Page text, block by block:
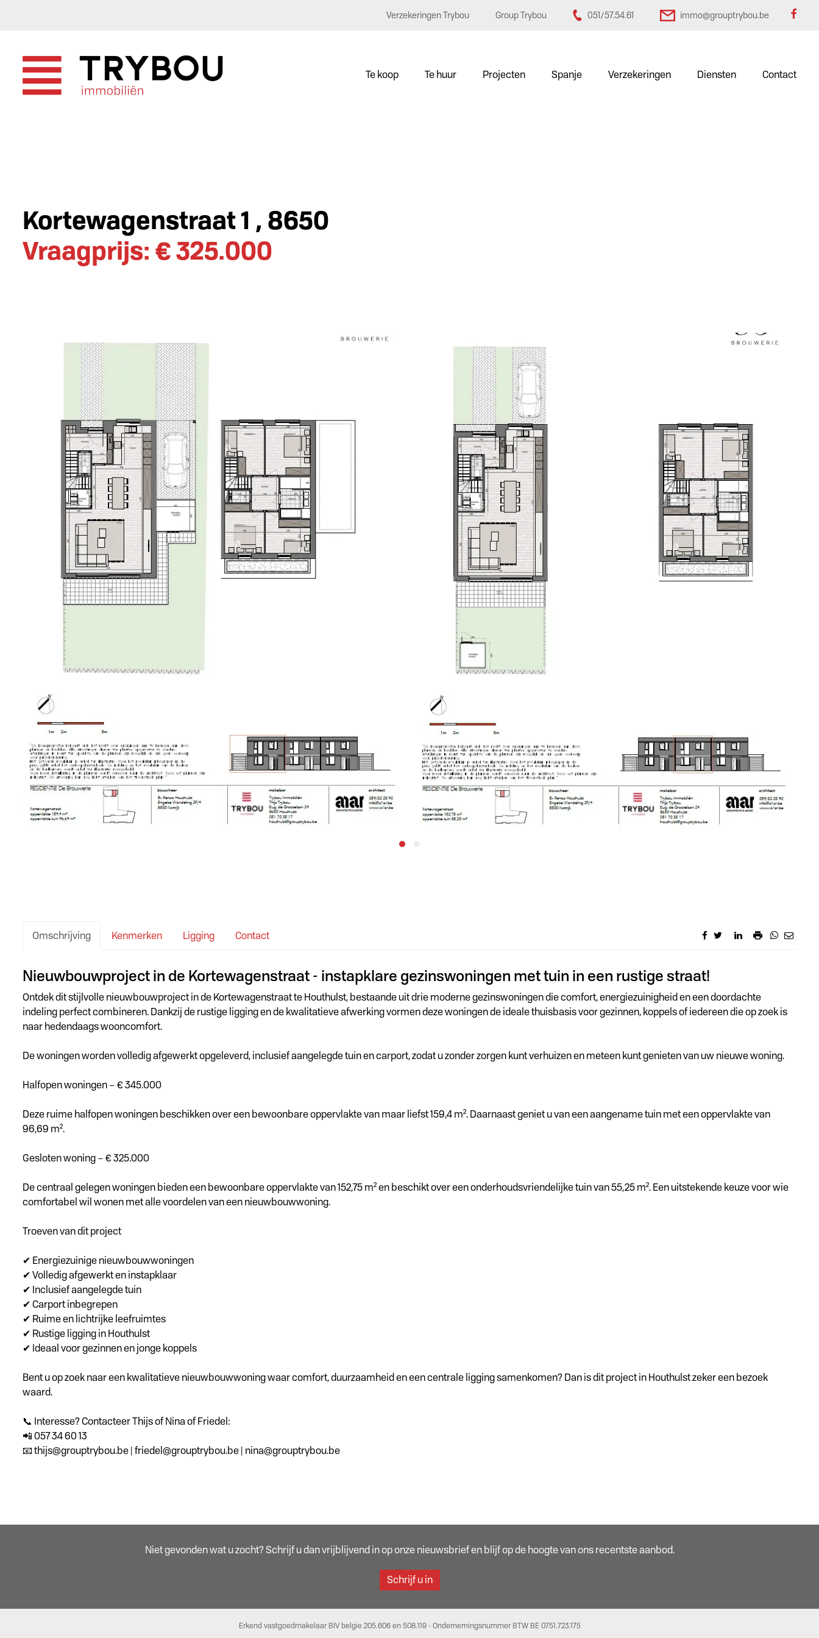
Verzekeringen Trybou Group Trybou 051/57.54.61 immo@grouptrybou.be
Te koop Te huur Projecten Spanje Verzekeringen Diensten Contact
Kortewagenstraat 1 , 8650
Vraagprijs: € 325.000
Omschrijving Kenmerken Ligging Contact
Omschrijving
Nieuwbouwproject in de Kortewagenstraat - instapklare gezinswoningen met tuin in een rustige straat!
Ontdek dit stijlvolle nieuwbouwproject in de Kortewagenstraat te Houthulst, bestaande uit drie moderne gezinswoningen die comfort, energiezuinigheid en een doordachte
indeling perfect combineren. Dankzij de rustige ligging en de kwalitatieve afwerking vormen deze woningen de ideale thuisbasis voor gezinnen, koppels of iedereen die op zoek is
naar hedendaags wooncomfort.
De woningen worden volledig afgewerkt opgeleverd, inclusief aangelegde tuin en carport, zodat u zonder zorgen kunt verhuizen en meteen kunt genieten van uw nieuwe woning.
Halfopen woningen – € 345.000
Deze ruime halfopen woningen beschikken over een bewoonbare oppervlakte van maar liefst 159,4 m². Daarnaast geniet u van een aangename tuin met een oppervlakte van
96,69 m².
Gesloten woning – € 325.000
De centraal gelegen woningen bieden een bewoonbare oppervlakte van 152,75 m² en beschikt over een onderhoudsvriendelijke tuin van 55,25 m². Een uitstekende keuze voor wie
comfortabel wil wonen met alle voordelen van een nieuwbouwwoning.
Troeven van dit project
✔ Energiezuinige nieuwbouwwoningen
✔ Volledig afgewerkt en instapklaar
✔ Inclusief aangelegde tuin
✔ Carport inbegrepen
✔ Ruime en lichtrijke leefruimtes
✔ Rustige ligging in Houthulst
✔ Ideaal voor gezinnen en jonge koppels
Bent u op zoek naar een kwalitatieve nieuwbouwwoning waar comfort, duurzaamheid en een centrale ligging samenkomen? Dan is dit project in Houthulst zeker een bezoek
waard.
📞 Interesse? Contacteer Thijs of Nina of Friedel:
📲 057 34 60 13
📧 thijs@grouptrybou.be | friedel@grouptrybou.be | nina@grouptrybou.be
Niet gevonden wat u zocht? Schrijf u dan vrijblijvend in op onze nieuwsbrief en blijf op de hoogte van ons recentste aanbod.
Schrijf u in
Erkend vastgoedmakelaar BIV belgie 205.606 en 508.119 - Ondernemingsnummer BTW BE 0751.723.175